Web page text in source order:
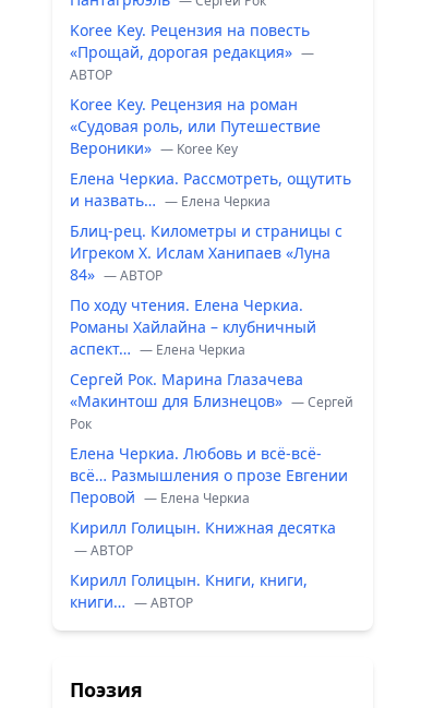
Koree Key. Рецензия на повесть
«Прощай, дорогая редакция» —
ABTOP
Koree Key. Рецензия на роман
«Судовая роль, или Путешествие
Вероники» — Koree Key
Елена Черкиа. Рассмотреть, ощутить
и назвать… — Елена Черкиа
Блиц-рец. Километры и страницы с
Игреком Х. Ислам Ханипаев «Луна
84» — ABTOP
По ходу чтения. Елена Черкиа.
Романы Хайлайна – клубничный
аспект… — Елена Черкиа
Сергей Рок. Марина Глазачева
«Макинтош для Близнецов» — Сергей
Рок
Елена Черкиа. Любовь и всё-всё-
всё… Размышления о прозе Евгении
Перовой — Елена Черкиа
Кирилл Голицын. Книжная десятка
— ABTOP
Кирилл Голицын. Книги, книги,
книги… — ABTOP
Поэзия